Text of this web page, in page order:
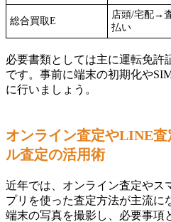
総合買取E
店頭/宅配→
払い
必要書類としては主に運転免許
です。事前に端末の初期化や
に行いましょう。
オンライン査定やLINE
ル査定の活用術
近年では、オンライン査定やス
プリを使った査定方法が主流に
端末の写真を撮影し、必要事項